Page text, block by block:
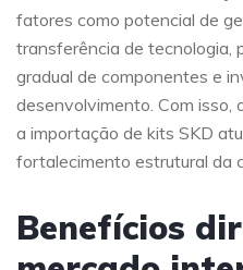
fatores como potencial de
transferência de tecnologia,
gradual de componentes e
desenvolvimento. Com isso,
a importação de kits SKD
fortalecimento estrutural da
Benefícios